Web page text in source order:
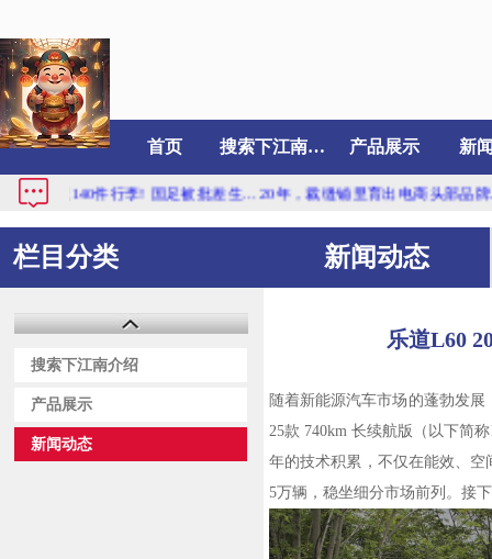
首页 搜索下江南介绍 产品展示 新
件行李! 国足被批差生... 20年，裁缝铺里育出电商头部品牌... 4月销量
栏目分类
搜索下江南介绍
产品展示
新闻动态
新闻动态
乐道L60
随着新能源汽车市场的蓬勃发
25款 740km 长续航版（以下简
年的技术积累，不仅在能效、
5万辆，稳坐细分市场前列。接